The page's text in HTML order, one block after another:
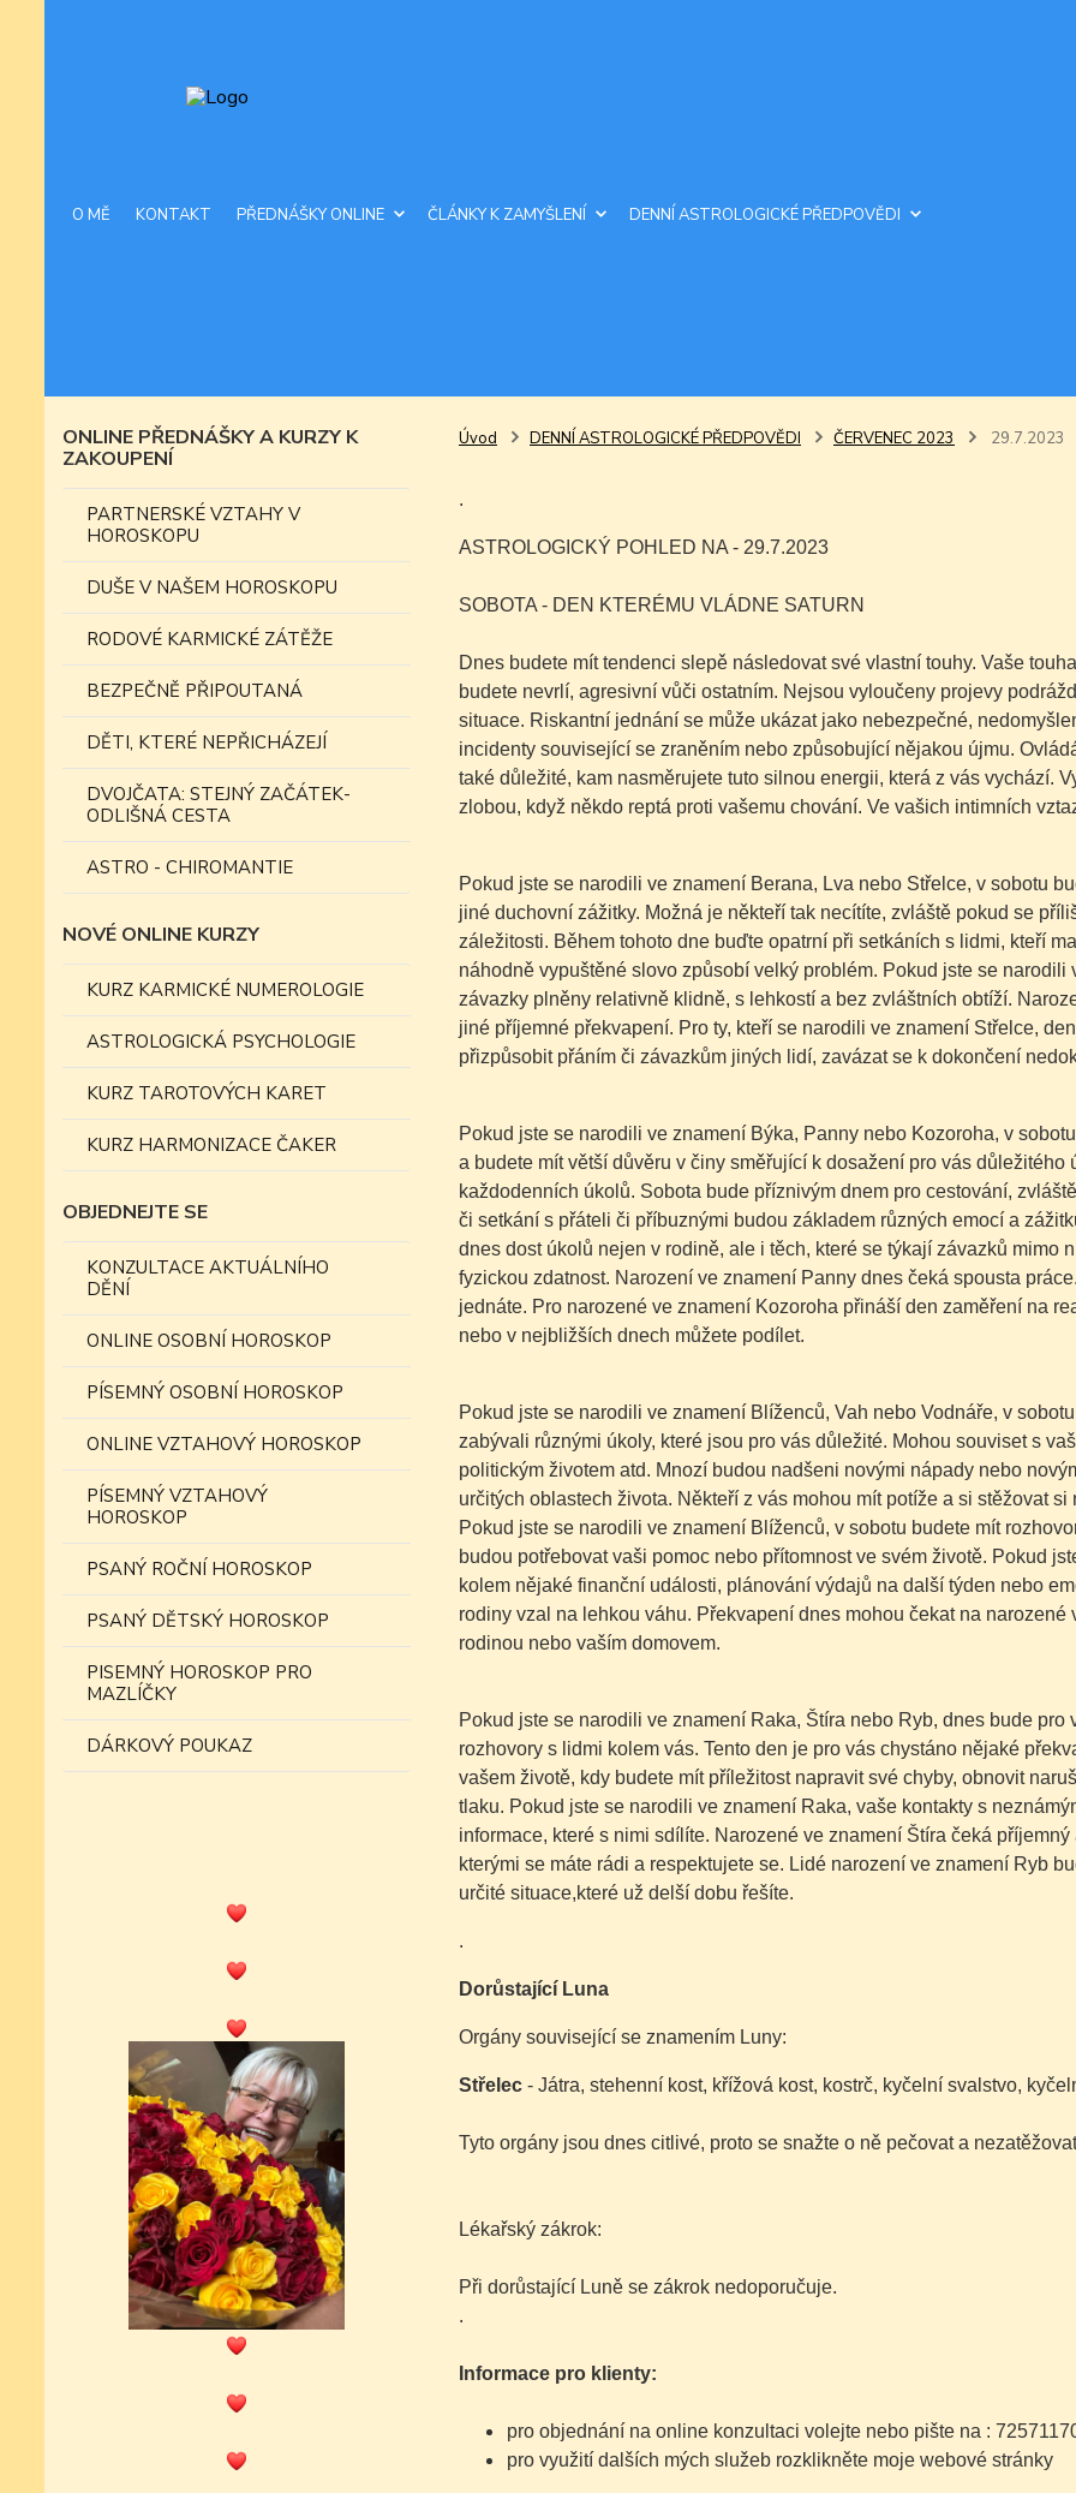
O MĚ KONTAKT PŘEDNÁŠKY ONLINE ČLÁNKY K ZAMYŠLENÍ DENNÍ ASTROLOGICKÉ PŘEDPOVĚDI
ONLINE PŘEDNÁŠKY A KURZY K
ZAKOUPENÍ
PARTNERSKÉ VZTAHY V
HOROSKOPU
DUŠE V NAŠEM HOROSKOPU
RODOVÉ KARMICKÉ ZÁTĚŽE
BEZPEČNĚ PŘIPOUTANÁ
DĚTI, KTERÉ NEPŘICHÁZEJÍ
DVOJČATA: STEJNÝ ZAČÁTEK-
ODLIŠNÁ CESTA
ASTRO - CHIROMANTIE
NOVÉ ONLINE KURZY
KURZ KARMICKÉ NUMEROLOGIE
ASTROLOGICKÁ PSYCHOLOGIE
KURZ TAROTOVÝCH KARET
KURZ HARMONIZACE ČAKER
OBJEDNEJTE SE
KONZULTACE AKTUÁLNÍHO
DĚNÍ
ONLINE OSOBNÍ HOROSKOP
PÍSEMNÝ OSOBNÍ HOROSKOP
ONLINE VZTAHOVÝ HOROSKOP
PÍSEMNÝ VZTAHOVÝ
HOROSKOP
PSANÝ ROČNÍ HOROSKOP
PSANÝ DĚTSKÝ HOROSKOP
PISEMNÝ HOROSKOP PRO
MAZLÍČKY
DÁRKOVÝ POUKAZ
Úvod DENNÍ ASTROLOGICKÉ PŘEDPOVĚDI ČERVENEC 2023 29.7.2023
.
ASTROLOGICKÝ POHLED NA - 29.7.2023
SOBOTA - DEN KTERÉMU VLÁDNE SATURN
Dnes budete mít tendenci slepě následovat své vlastní touhy. Vaše
budete nevrlí, agresivní vůči ostatním. Nejsou vyloučeny projevy
situace. Riskantní jednání se může ukázat jako nebezpečné,
incidenty související se zraněním nebo způsobující nějakou újmu.
také důležité, kam nasměrujete tuto silnou energii, která z vás vychází.
zlobou, když někdo reptá proti vašemu chování. Ve vašich intimních
Pokud jste se narodili ve znamení Berana, Lva nebo Střelce, v sobotu
jiné duchovní zážitky. Možná je někteří tak necítíte, zvláště pokud se
záležitosti. Během tohoto dne buďte opatrní při setkáních s lidmi, kteří
náhodně vypuštěné slovo způsobí velký problém. Pokud jste se
závazky plněny relativně klidně, s lehkostí a bez zvláštních obtíží.
jiné příjemné překvapení. Pro ty, kteří se narodili ve znamení Střelce,
přizpůsobit přáním či závazkům jiných lidí, zavázat se k dokončení
Pokud jste se narodili ve znamení Býka, Panny nebo Kozoroha, v
a budete mít větší důvěru v činy směřující k dosažení pro vás
každodenních úkolů. Sobota bude příznivým dnem pro cestování,
či setkání s přáteli či příbuznými budou základem různých emocí a
dnes dost úkolů nejen v rodině, ale i těch, které se týkají závazků mimo
fyzickou zdatnost. Narození ve znamení Panny dnes čeká spousta
jednáte. Pro narozené ve znamení Kozoroha přináší den zaměření na
nebo v nejbližších dnech můžete podílet.
Pokud jste se narodili ve znamení Blíženců, Vah nebo Vodnáře, v
zabývali různými úkoly, které jsou pro vás důležité. Mohou souviset s
politickým životem atd. Mnozí budou nadšeni novými nápady nebo
určitých oblastech života. Někteří z vás mohou mít potíže a si stěžovat
Pokud jste se narodili ve znamení Blíženců, v sobotu budete mít
budou potřebovat vaši pomoc nebo přítomnost ve svém životě. Pokud
kolem nějaké finanční události, plánování výdajů na další týden nebo
rodiny vzal na lehkou váhu. Překvapení dnes mohou čekat na
rodinou nebo vaším domovem.
Pokud jste se narodili ve znamení Raka, Štíra nebo Ryb, dnes bude
rozhovory s lidmi kolem vás. Tento den je pro vás chystáno nějaké
vašem životě, kdy budete mít příležitost napravit své chyby, obnovit
tlaku. Pokud jste se narodili ve znamení Raka, vaše kontakty s
informace, které s nimi sdílíte. Narozené ve znamení Štíra čeká
kterými se máte rádi a respektujete se. Lidé narození ve znamení Ryb
určité situace,které už delší dobu řešíte.
.
Dorůstající Luna
Orgány související se znamením Luny:
Střelec- Játra, stehenní kost, křížová kost, kostrč, kyčelní svalstvo,
Tyto orgány jsou dnes citlivé, proto se snažte o ně pečovat a
Lékařský zákrok:
Při dorůstající Luně se zákrok nedoporučuje.
.
Informace pro klienty:
pro objednání na online konzultaci volejte nebo pište na :
pro využití dalších mých služeb rozklikněte moje webové stránky